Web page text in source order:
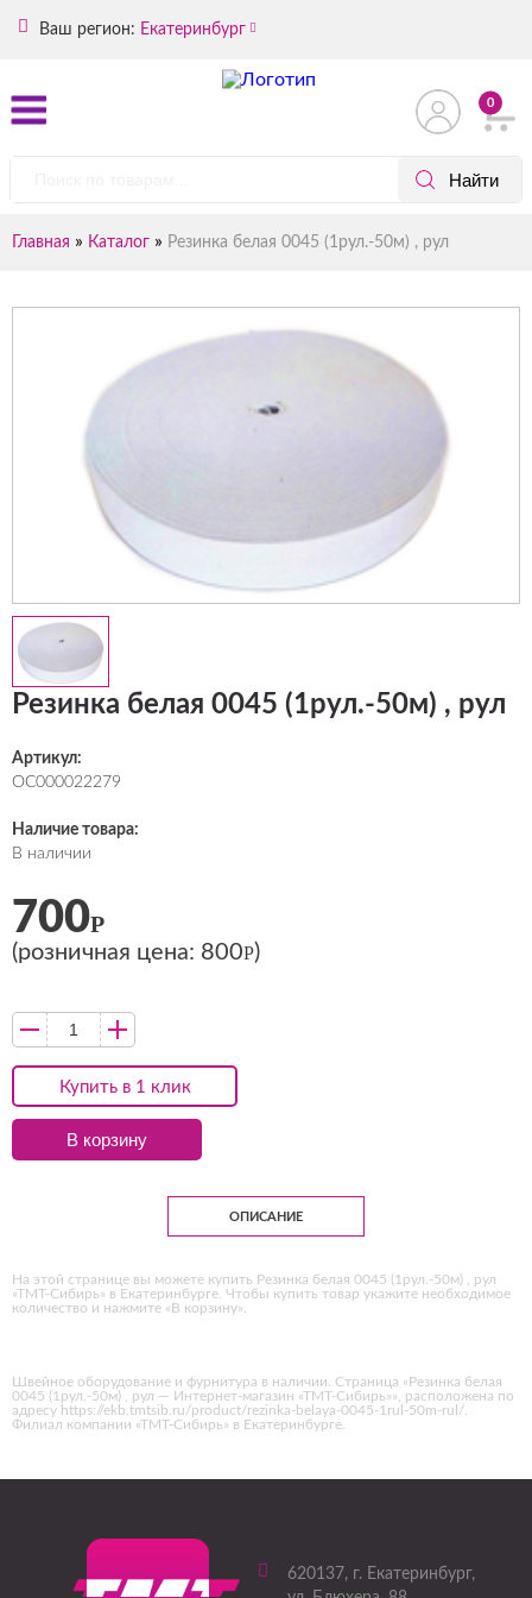
Ваш регион: Екатеринбург
0
Главная » Каталог » Резинка белая 0045 (1рул.-50м) , рул
Резинка белая 0045 (1рул.-50м) , рул
Артикул:
ОС000022279
Наличие товара:
В наличии
Купить в 1 клик
700Р
(розничная цена: 800Р)
В корзину
ОПИСАНИЕ
На этой странице вы можете купить Резинка белая 0045 (1рул.-50м) , рул
«ТМТ-Сибирь» в Екатеринбурге. Чтобы купить товар укажите необходимое
количество и нажмите «В корзину».
Швейное оборудование и фурнитура в наличии. Страница «Резинка белая
0045 (1рул.-50м) , рул — Интернет-магазин «ТМТ-Сибирь»», расположена по
адресу https://ekb.tmtsib.ru/product/rezinka-belaya-0045-1rul-50m-rul/.
Филиал компании «ТМТ-Сибирь» в Екатеринбурге.
620137, г. Екатеринбург,